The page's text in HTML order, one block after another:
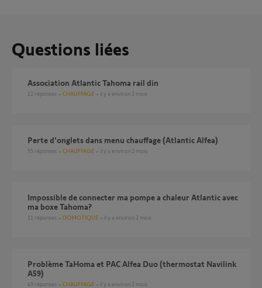
Questions liées
Association Atlantic Tahoma rail din
22 réponses CHAUFFAGE il y a environ 2 mois
Perte d'onglets dans menu chauffage (Atlantic Alfea)
55 réponses CHAUFFAGE il y a environ 2 mois
Impossible de connecter ma pompe a chaleur Atlantic avec
ma boxe Tahoma?
11 réponses DOMOTIQUE il y a environ 2 mois
Problème TaHoma et PAC Alfea Duo (thermostat Navilink
A59)
49 réponses CHAUFFAGE il y a environ 2 mois